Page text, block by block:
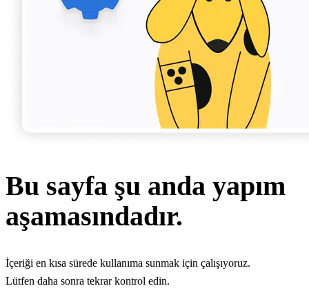
Bu sayfa şu anda yapım
aşamasındadır.
İçeriği en kısa sürede kullanıma sunmak için çalışıyoruz.
Lütfen daha sonra tekrar kontrol edin.